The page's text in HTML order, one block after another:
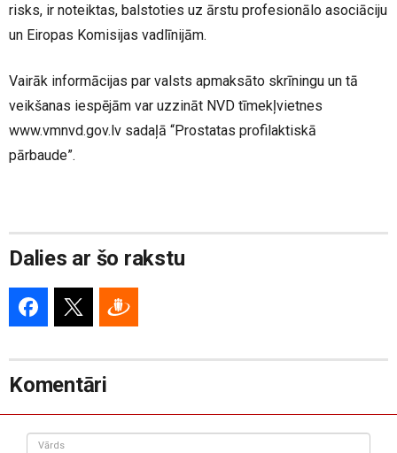
risks, ir noteiktas, balstoties uz ārstu profesionālo asociāciju
un Eiropas Komisijas vadlīnijām.
Vairāk informācijas par valsts apmaksāto skrīningu un tā
veikšanas iespējām var uzzināt NVD tīmekļvietnes
www.vmnvd.gov.lv sadaļā “Prostatas profilaktiskā
pārbaude”.
Dalies ar šo rakstu
Komentāri
Vārds